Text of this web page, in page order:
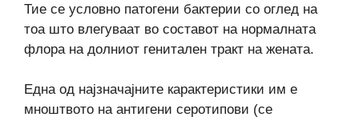
Тие се условно патогени бактерии со оглед на
тоа што влегуваат во составот на нормалната
флора на долниот генитален тракт на жената.
Една од најзначајните карактеристики им е
мноштвото на антигени серотипови (се